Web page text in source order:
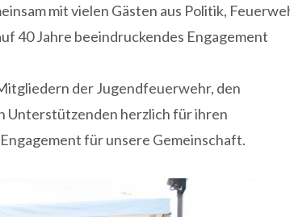
mit vielen Gästen aus Politik,
40 Jahre beeindruckendes Engagement
der Jugendfeuerwehr, den
Unterstützenden herzlich für ihren
für unsere Gemeinschaft.